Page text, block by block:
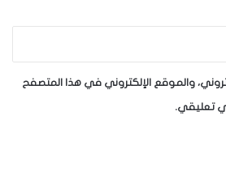
والموقع الإلكتروني في هذا المتصفح
تعليقي.